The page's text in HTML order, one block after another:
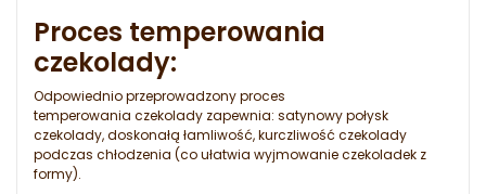
Proces temperowania
czekolady:
Odpowiednio przeprowadzony proces
temperowania czekolady zapewnia: satynowy połysk
czekolady, doskonałą łamliwość, kurczliwość czekolady
podczas chłodzenia (co ułatwia wyjmowanie czekoladek z
formy).